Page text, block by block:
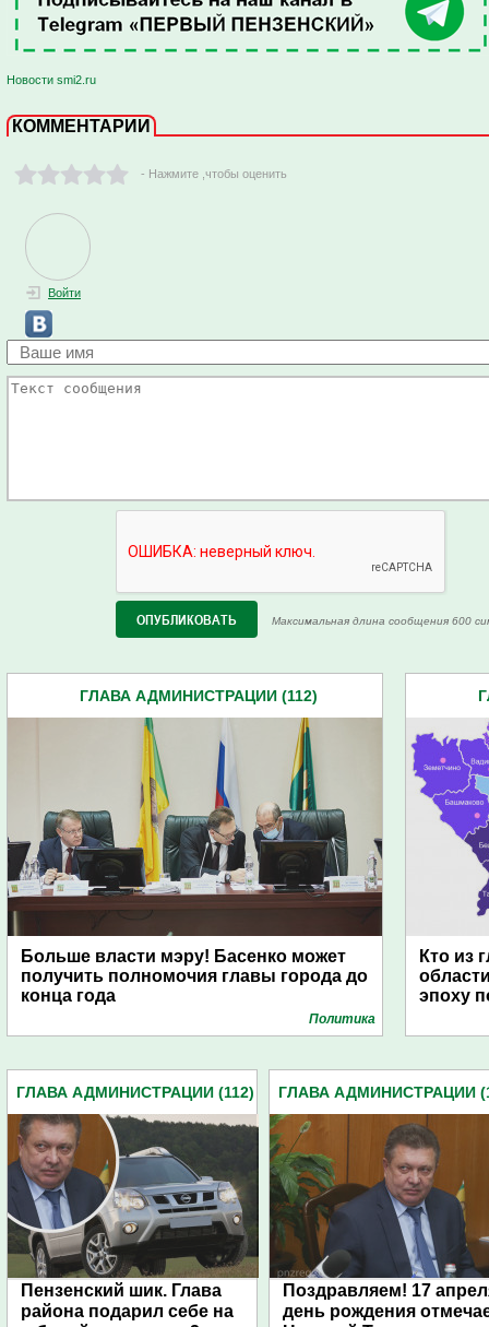
Новости smi2.ru
КОММЕНТАРИИ
- Нажмите ,чтобы оценить
Войти
Максимальная длина сообщения 600
ГЛАВА АДМИНИСТРАЦИИ (112)
Больше власти мэру! Басенко может
получить полномочия главы города до
конца года
Политика
Кто из
эпоху
ГЛАВА АДМИНИСТРАЦИИ (112)
Пензенский шик. Глава
района подарил себе на
ГЛАВА АДМИНИСТРАЦИИ
Поздравляем! 17
день рождения